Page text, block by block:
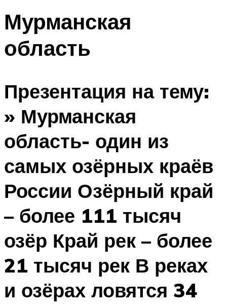
Мурманская
область
Презентация на тему:
» Мурманская
область- один из
самых озёрных краёв
России Озёрный край
– более 111 тысяч
озёр Край рек – более
21 тысяч рек В реках
и озёрах ловятся 34